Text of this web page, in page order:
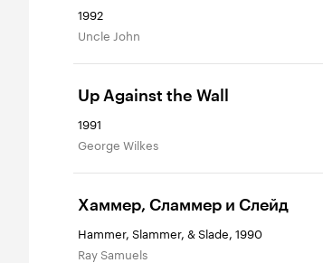
1992
Uncle John
Up Against the Wall
1991
George Wilkes
Хаммер, Сламмер и Слейд
Hammer, Slammer, & Slade, 1990
Ray Samuels